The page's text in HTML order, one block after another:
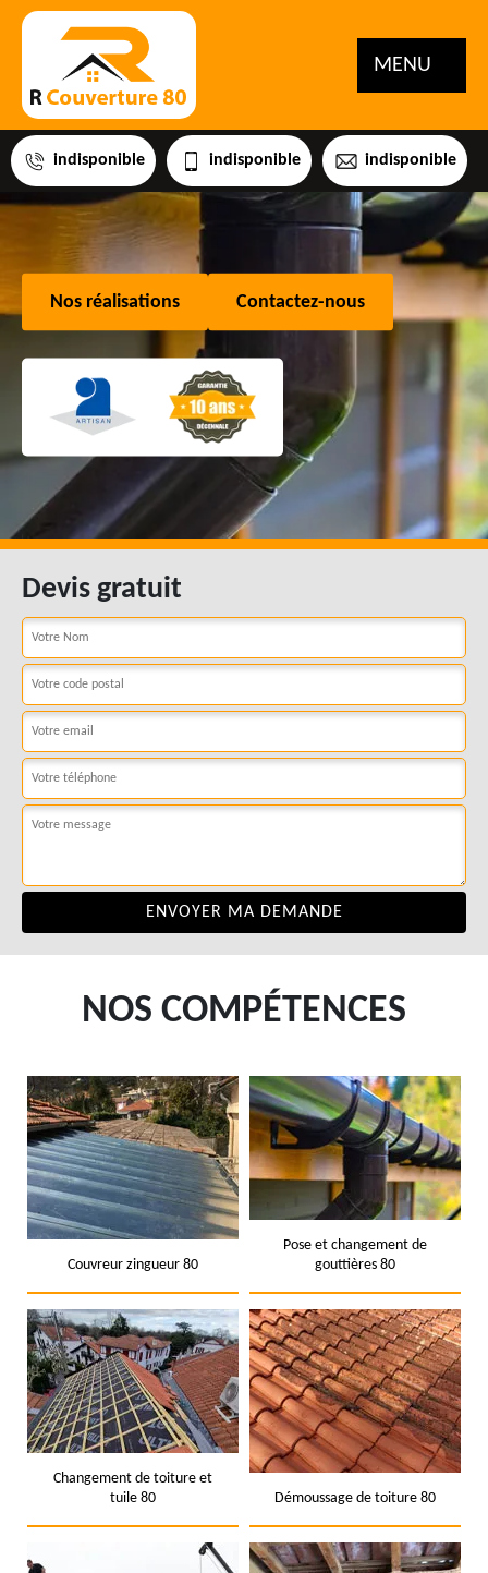
MENU
indisponible indisponible indisponible
Nos réalisations Contactez-nous
Devis gratuit
NOS COMPÉTENCES
Couvreur zingueur 80
Pose et changement de
gouttières 80
Changement de toiture et
tuile 80
Démoussage de toiture 80